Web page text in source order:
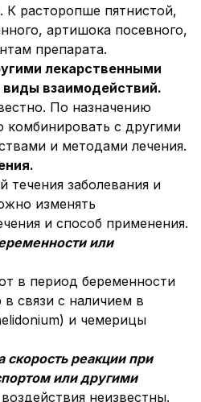
К расторопше пятнистой,
артишока посевного,
препарата.
лекарственными
взаимодействий.
По назначению
комбинировать с другими
и методами лечения.
течения заболевания и
изменять
и способ применения.
или
в период беременности
связи с наличием в
и чемерицы
скорость реакции при
или другими
неизвестны.